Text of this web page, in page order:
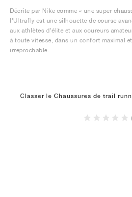
Décrite par Nike comme « une super
l'Ultrafly est une silhouette de course
aux athlètes d'élite et aux coureurs
à toute vitesse, dans un confort maximal
irréprochable.
Classer le Chaussures de trail